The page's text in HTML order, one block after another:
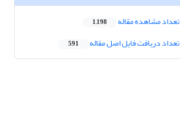
تعداد مشاهده مقاله 1,198
تعداد دریافت فایل اصل مقاله 591